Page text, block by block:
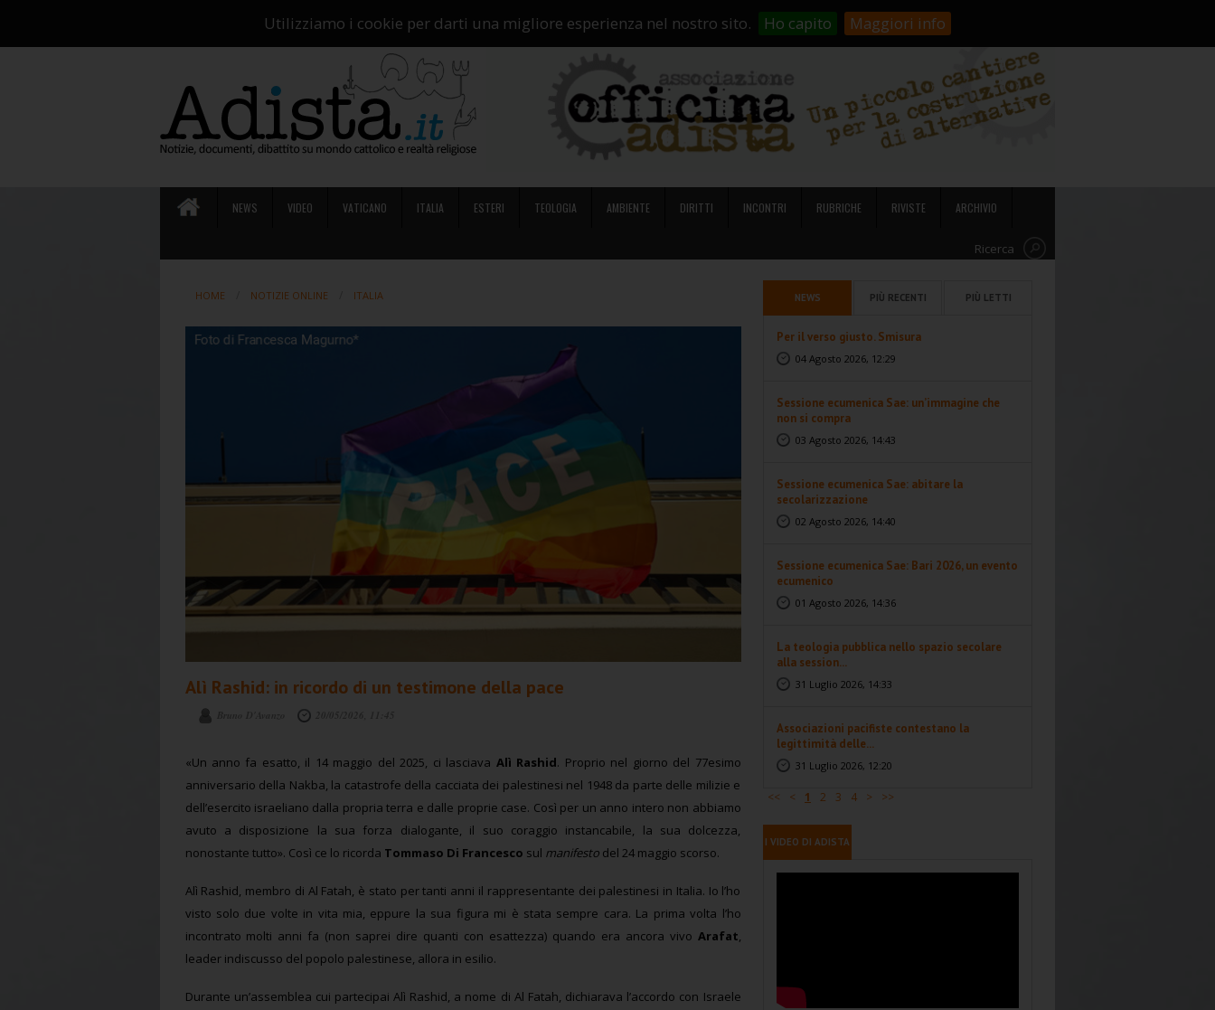
Utilizziamo i cookie per darti una migliore esperienza nel nostro sito. Ho capito Maggiori infoCarrello
Sostienici!
NEWS VIDEO VATICANO ITALIA ESTERI TEOLOGIA AMBIENTE DIRITTI INCONTRI RUBRICHE RIVISTE ARCHIVIO
Ricerca
HOME NOTIZIE ONLINE ITALIA
Alì Rashid: in ricordo di un testimone della pace
«Un anno fa esatto, il 14 maggio del 2025, ci lasciava Alì Rashid. Proprio nel giorno del 77esimo
anniversario della Nakba, la catastrofe della cacciata dei palestinesi nel 1948 da parte delle milizie e
dell’esercito israeliano dalla propria terra e dalle proprie case. Così per un anno intero non abbiamo
avuto a disposizione la sua forza dialogante, il suo coraggio instancabile, la sua dolcezza,
nonostante tutto». Così ce lo ricorda Tommaso Di Francesco sul manifestodel 24 maggio scorso.
Alì Rashid, membro di Al Fatah, è stato per tanti anni il rappresentante dei palestinesi in Italia. Io l’ho
visto solo due volte in vita mia, eppure la sua figura mi è stata sempre cara. La prima volta l’ho
incontrato molti anni fa (non saprei dire quanti con esattezza) quando era ancora vivo Arafat,
leader indiscusso del popolo palestinese, allora in esilio.
Durante un’assemblea cui partecipai Alì Rashid, a nome di Al Fatah, dichiarava l’accordo con Israele
NEWS PIÙ RECENTI PIÙ LETTI
Per il verso giusto. Smisura
04 Agosto 2026, 12:29
Sessione ecumenica Sae: un’immagine che
non si compra
03 Agosto 2026, 14:43
Sessione ecumenica Sae: abitare la
secolarizzazione
02 Agosto 2026, 14:40
Sessione ecumenica Sae: Bari 2026, un evento
ecumenico
01 Agosto 2026, 14:36
La teologia pubblica nello spazio secolare
alla session...
31 Luglio 2026, 14:33
Associazioni pacifiste contestano la
legittimità delle...
31 Luglio 2026, 12:20
<< < 1 2 3 4 > >>
I VIDEO DI ADISTA